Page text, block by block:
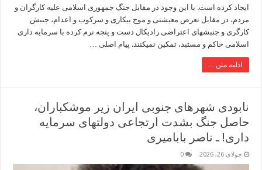
ایجاد کرده است. با این وجود در مقابل جنگ جمهوری اسلامی علیه کارگران و
مردم، در مقابل تعرض معیشتی و موج بیکاری و سرکوب و اعدام، جنبش
کارگری و جنبشهای اعتراضی رادیکال دست و پنجه نرم کرده با سرمایه داری
اسلامی حاکم و مستبد، تمکین نمیکنند. پیام اصلی …
ادامه متن ...
نابودی شهرهای جنوبی ایران زیر موشکباران،
حاصل جنگ بشدت ارتجاعی دولتهای سرمایه
داری! ـ ناصر بابامیری
جولای 26, 2026 0